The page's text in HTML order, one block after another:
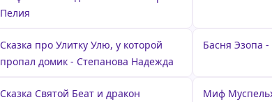
Пелия
Сказка про Улитку Улю, у которой
пропал домик - Степанова Надежда
Басня Эзопа
Сказка Святой Беат и дракон Миф